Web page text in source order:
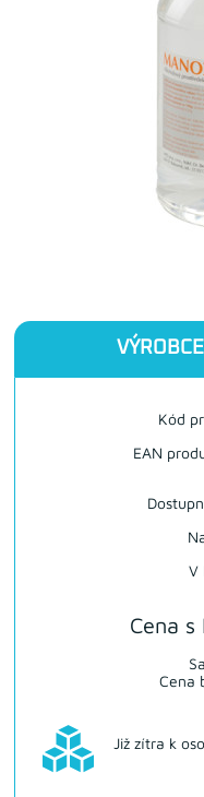
Cena
Cena
Kód
EAN
Již zítra k
V